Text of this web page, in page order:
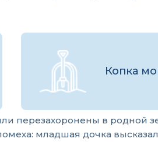
Копка
перезахоронены в родной
младшая дочка